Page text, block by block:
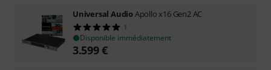
Universal AudioApollo x16 Gen2 AC
1
Disponible immédiatement
3.599€